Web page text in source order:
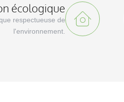
écologique
respectueuse de
l'environnement.